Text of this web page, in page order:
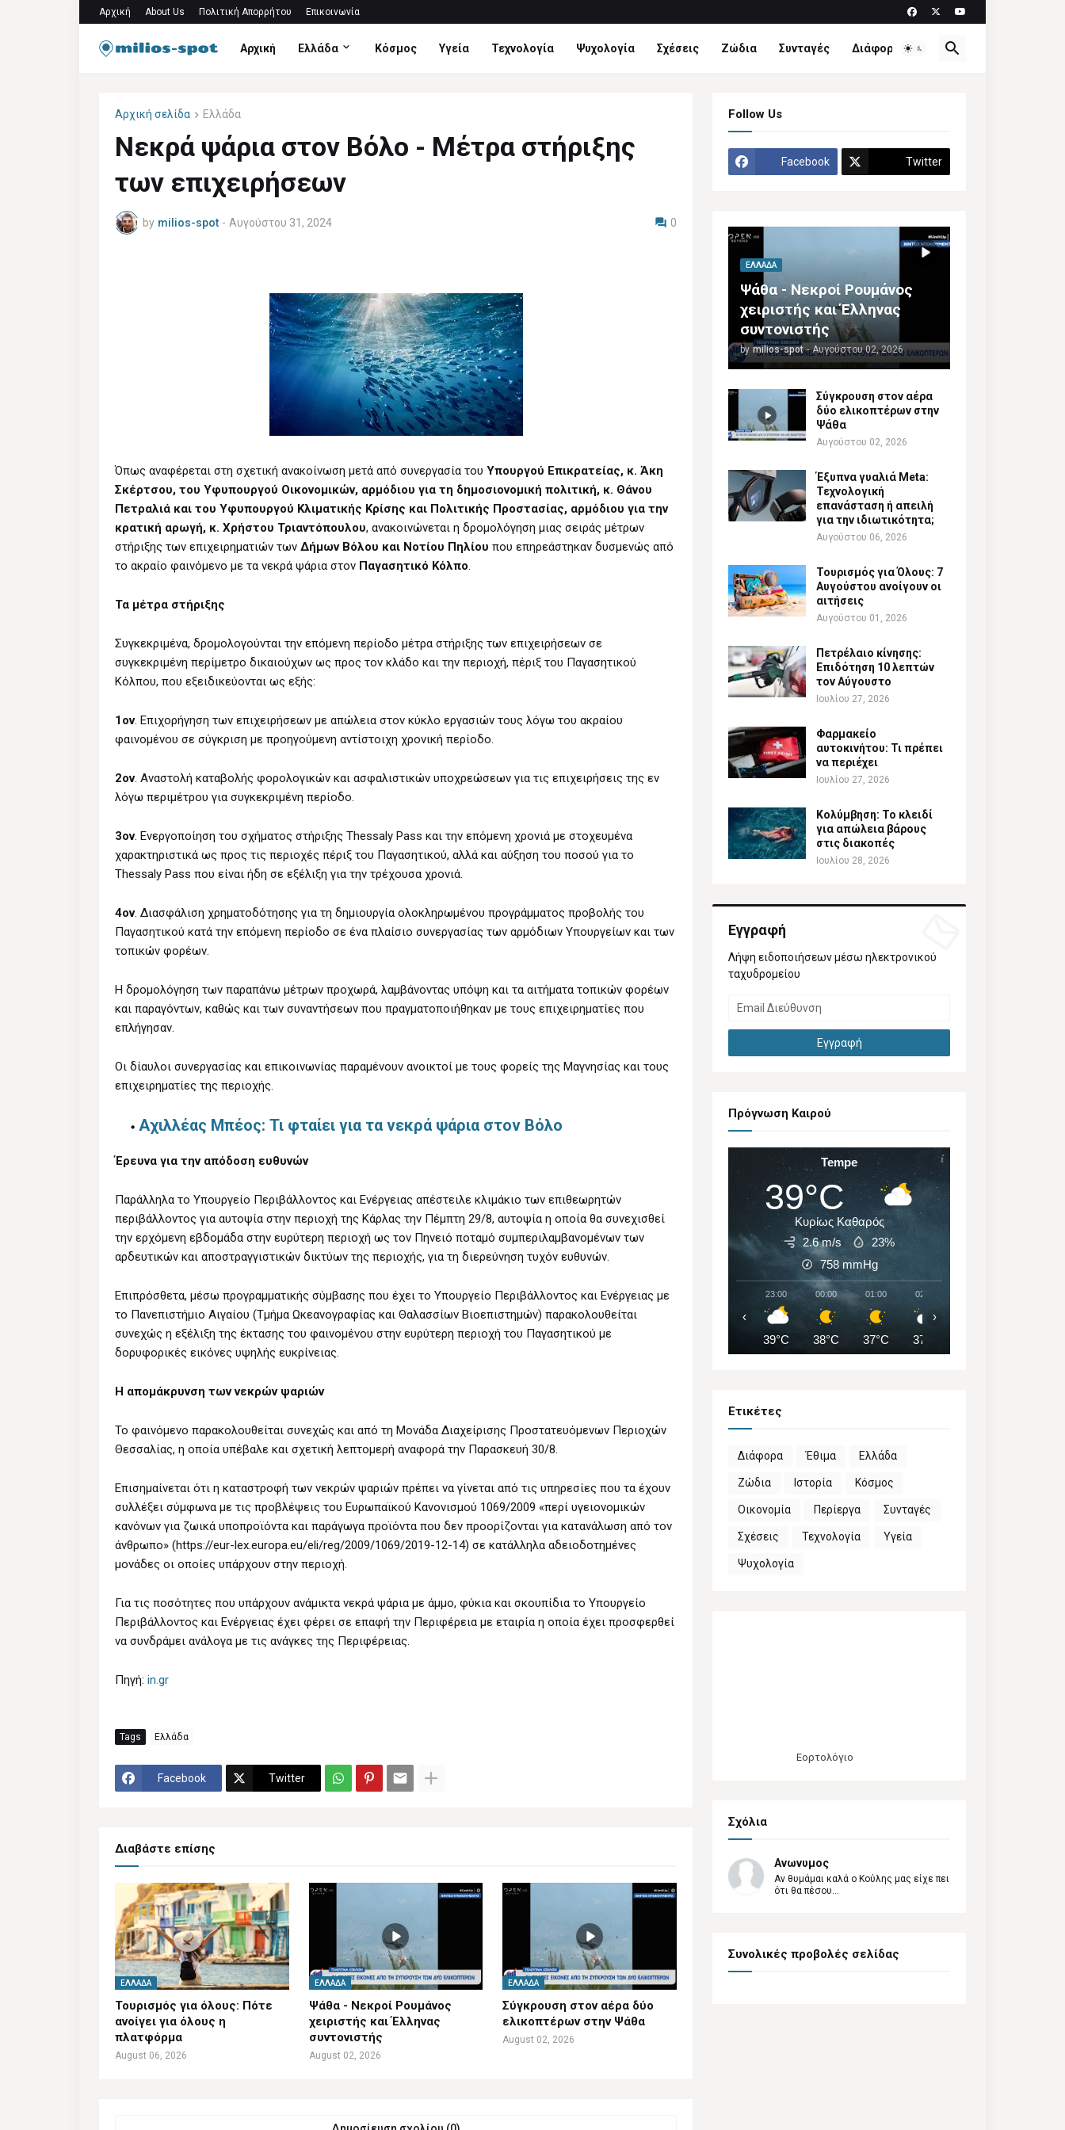
Αρχική About Us Πολιτική Απορρήτου Επικοινωνία
Αρχική Ελλάδα Κόσμος Υγεία Τεχνολογία Ψυχολογία Σχέσεις Ζώδια Συνταγές Διάφορα
Αρχική σελίδα Ελλάδα
Νεκρά ψάρια στον Βόλο - Μέτρα στήριξης
των επιχειρήσεων
by milios-spot - Αυγούστου 31, 2024 0
Όπως αναφέρεται στη σχετική ανακοίνωση μετά από συνεργασία του Υπουργού Επικρατείας, κ. Άκη
Σκέρτσου, του Υφυπουργού Οικονομικών, αρμόδιου για τη δημοσιονομική πολιτική, κ. Θάνου
Πετραλιά και του Υφυπουργού Κλιματικής Κρίσης και Πολιτικής Προστασίας, αρμόδιου για την
κρατική αρωγή, κ. Χρήστου Τριαντόπουλου, ανακοινώνεται η δρομολόγηση μιας σειράς μέτρων
στήριξης των επιχειρηματιών των Δήμων Βόλου και Νοτίου Πηλίου που επηρεάστηκαν δυσμενώς από
το ακραίο φαινόμενο με τα νεκρά ψάρια στον Παγασητικό Κόλπο.
Τα μέτρα στήριξης
Συγκεκριμένα, δρομολογούνται την επόμενη περίοδο μέτρα στήριξης των επιχειρήσεων σε
συγκεκριμένη περίμετρο δικαιούχων ως προς τον κλάδο και την περιοχή, πέριξ του Παγασητικού
Κόλπου, που εξειδικεύονται ως εξής:
1ον. Επιχορήγηση των επιχειρήσεων με απώλεια στον κύκλο εργασιών τους λόγω του ακραίου
φαινομένου σε σύγκριση με προηγούμενη αντίστοιχη χρονική περίοδο.
2ον. Αναστολή καταβολής φορολογικών και ασφαλιστικών υποχρεώσεων για τις επιχειρήσεις της εν
λόγω περιμέτρου για συγκεκριμένη περίοδο.
3ον. Ενεργοποίηση του σχήματος στήριξης Thessaly Pass και την επόμενη χρονιά με στοχευμένα
χαρακτηριστικά ως προς τις περιοχές πέριξ του Παγασητικού, αλλά και αύξηση του ποσού για το
Thessaly Pass που είναι ήδη σε εξέλιξη για την τρέχουσα χρονιά.
4ον. Διασφάλιση χρηματοδότησης για τη δημιουργία ολοκληρωμένου προγράμματος προβολής του
Παγασητικού κατά την επόμενη περίοδο σε ένα πλαίσιο συνεργασίας των αρμόδιων Υπουργείων και των
τοπικών φορέων.
Η δρομολόγηση των παραπάνω μέτρων προχωρά, λαμβάνοντας υπόψη και τα αιτήματα τοπικών φορέων
και παραγόντων, καθώς και των συναντήσεων που πραγματοποιήθηκαν με τους επιχειρηματίες που
επλήγησαν.
Οι δίαυλοι συνεργασίας και επικοινωνίας παραμένουν ανοικτοί με τους φορείς της Μαγνησίας και τους
επιχειρηματίες της περιοχής.
Αχιλλέας Μπέος: Τι φταίει για τα νεκρά ψάρια στον Βόλο
Έρευνα για την απόδοση ευθυνών
Παράλληλα το Υπουργείο Περιβάλλοντος και Ενέργειας απέστειλε κλιμάκιο των επιθεωρητών
περιβάλλοντος για αυτοψία στην περιοχή της Κάρλας την Πέμπτη 29/8, αυτοψία η οποία θα συνεχισθεί
την ερχόμενη εβδομάδα στην ευρύτερη περιοχή ως τον Πηνειό ποταμό συμπεριλαμβανομένων των
αρδευτικών και αποστραγγιστικών δικτύων της περιοχής, για τη διερεύνηση τυχόν ευθυνών.
Επιπρόσθετα, μέσω προγραμματικής σύμβασης που έχει το Υπουργείο Περιβάλλοντος και Ενέργειας με
το Πανεπιστήμιο Αιγαίου (Τμήμα Ωκεανογραφίας και Θαλασσίων Βιοεπιστημών) παρακολουθείται
συνεχώς η εξέλιξη της έκτασης του φαινομένου στην ευρύτερη περιοχή του Παγασητικού με
δορυφορικές εικόνες υψηλής ευκρίνειας.
Η απομάκρυνση των νεκρών ψαριών
Το φαινόμενο παρακολουθείται συνεχώς και από τη Μονάδα Διαχείρισης Προστατευόμενων Περιοχών
Θεσσαλίας, η οποία υπέβαλε και σχετική λεπτομερή αναφορά την Παρασκευή 30/8.
Επισημαίνεται ότι η καταστροφή των νεκρών ψαριών πρέπει να γίνεται από τις υπηρεσίες που τα έχουν
συλλέξει σύμφωνα με τις προβλέψεις του Ευρωπαϊκού Κανονισμού 1069/2009 «περί υγειονομικών
κανόνων για ζωικά υποπροϊόντα και παράγωγα προϊόντα που δεν προορίζονται για κατανάλωση από τον
άνθρωπο» (https://eur-lex.europa.eu/eli/reg/2009/1069/2019-12-14) σε κατάλληλα αδειοδοτημένες
μονάδες οι οποίες υπάρχουν στην περιοχή.
Για τις ποσότητες που υπάρχουν ανάμικτα νεκρά ψάρια με άμμο, φύκια και σκουπίδια το Υπουργείο
Περιβάλλοντος και Ενέργειας έχει φέρει σε επαφή την Περιφέρεια με εταιρία η οποία έχει προσφερθεί
να συνδράμει ανάλογα με τις ανάγκες της Περιφέρειας.
Πηγή: in.gr
Tags Ελλάδα
Facebook Twitter
Διαβάστε επίσης
ΕΛΛΆΔΑ
Τουρισμός για όλους: Πότε
ανοίγει για όλους η
πλατφόρμα
August 06, 2026
ΕΛΛΆΔΑ
Ψάθα - Νεκροί Ρουμάνος
χειριστής και Έλληνας
συντονιστής
August 02, 2026
ΕΛΛΆΔΑ
Σύγκρουση στον αέρα δύο
ελικοπτέρων στην Ψάθα
August 02, 2026
Follow Us
Facebook Twitter
ΕΛΛΆΔΑ
Ψάθα - Νεκροί Ρουμάνος
χειριστής και Έλληνας
συντονιστής
by milios-spot - Αυγούστου 02, 2026
Σύγκρουση στον αέρα
δύο ελικοπτέρων στην
Ψάθα
Αυγούστου 02, 2026
Έξυπνα γυαλιά Meta:
Τεχνολογική
επανάσταση ή απειλή
για την ιδιωτικότητα;
Αυγούστου 06, 2026
Τουρισμός για Όλους: 7
Αυγούστου ανοίγουν οι
αιτήσεις
Αυγούστου 01, 2026
Πετρέλαιο κίνησης:
Επιδότηση 10 λεπτών
τον Αύγουστο
Ιουλίου 27, 2026
Φαρμακείο
αυτοκινήτου: Τι πρέπει
να περιέχει
Ιουλίου 27, 2026
Κολύμβηση: Το κλειδί
για απώλεια βάρους
στις διακοπές
Ιουλίου 28, 2026
Εγγραφή
Λήψη ειδοποιήσεων μέσω ηλεκτρονικού
ταχυδρομείου
Πρόγνωση Καιρού
Tempe
39°C
Κυρίως Καθαρός
2.6 m/s
23%
758mmHg
23:00
39°C
00:00
38°C
01:00
37°C
02:00
37°C
‹ ›
Ετικέτες
Διάφορα Έθιμα Ελλάδα
Ζώδια Ιστορία Κόσμος
Οικονομία Περίεργα Συνταγές
Σχέσεις Τεχνολογία Υγεία
Ψυχολογία
Εορτολόγιο
Σχόλια
Ανωνυμος
Αν θυμάμαι καλά ο Κούλης μας είχε πει
ότι θα πέσου...
Συνολικές προβολές σελίδας